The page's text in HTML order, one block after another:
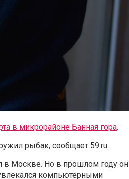
в микрорайоне Банная гора.
рыбак, сообщает 59.ru.
в Москве. Но в прошлом году он
компьютерными